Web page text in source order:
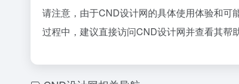
请注意，由于CND设计网的具体使用体验和可
过程中，建议直接访问CND设计网并查看其帮